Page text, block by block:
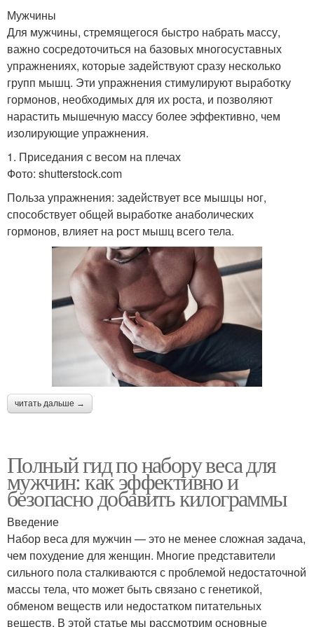
Мужчины
Для мужчины, стремящегося быстро набрать массу,
важно сосредоточиться на базовых многосуставных
упражнениях, которые задействуют сразу несколько
групп мышц. Эти упражнения стимулируют выработку
гормонов, необходимых для их роста, и позволяют
нарастить мышечную массу более эффективно, чем
изолирующие упражнения.
1. Приседания с весом на плечах
Фото: shutterstock.com
Польза упражнения: задействует все мышцы ног,
способствует общей выработке анаболических
гормонов, влияет на рост мышц всего тела.
читать дальше →
Полный гид по набору веса для
мужчин: как эффективно и
безопасно добавить килограммы
Введение
Набор веса для мужчин — это не менее сложная задача,
чем похудение для женщин. Многие представители
сильного пола сталкиваются с проблемой недостаточной
массы тела, что может быть связано с генетикой,
обменом веществ или недостатком питательных
веществ. В этой статье мы рассмотрим основные